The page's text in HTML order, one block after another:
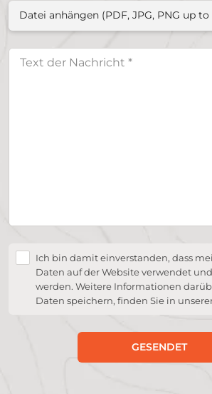
Datei anhängen (PDF, JPG, PNG up to
Ich bin damit einverstanden, dass
Daten auf der Website verwendet
werden. Weitere Informationen
Daten speichern, finden Sie in
GESENDET